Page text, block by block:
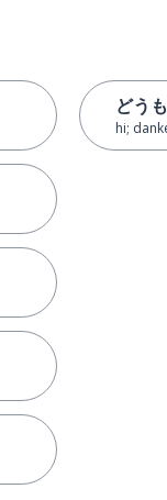
どうも
hi;